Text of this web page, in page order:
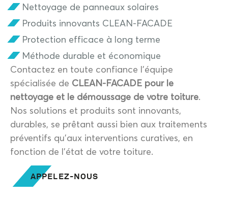
Nettoyage de panneaux solaires
Produits innovants CLEAN-FACADE
Protection efficace à long terme
Méthode durable et économique
Contactez en toute confiance l’équipe
spécialisée de CLEAN-FACADE pour le
nettoyage et le démoussage de votre toiture.
Nos solutions et produits sont innovants,
durables, se prêtant aussi bien aux traitements
préventifs qu’aux interventions curatives, en
fonction de l’état de votre toiture.
APPELEZ-NOUS